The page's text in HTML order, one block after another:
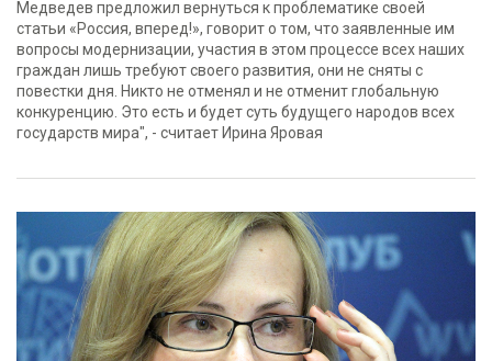
Медведев предложил вернуться к проблематике своей
статьи «Россия, вперед!», говорит о том, что заявленные им
вопросы модернизации, участия в этом процессе всех наших
граждан лишь требуют своего развития, они не сняты с
повестки дня. Никто не отменял и не отменит глобальную
конкуренцию. Это есть и будет суть будущего народов всех
государств мира", - считает Ирина Яровая